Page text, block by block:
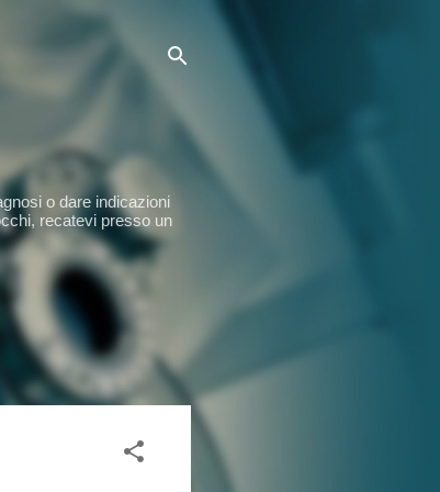
o dare indicazioni
recatevi presso un